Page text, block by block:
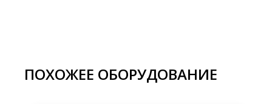
ПОХОЖЕЕ ОБОРУДОВАНИЕ